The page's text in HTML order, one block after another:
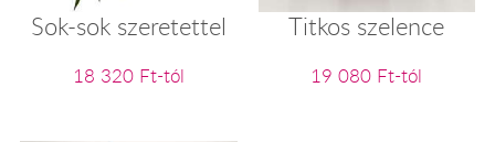
Sok-sok szeretettel
18 320 Ft-tól
Titkos szelence
19 080 Ft-tól